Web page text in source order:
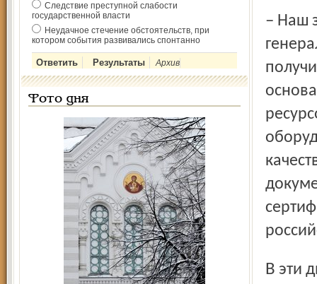
Следствие преступной слабости
государственной власти
Неудачное стечение обстоятельств, при
котором события развивались спонтанно
Архив
Фото дня
– Наш заказчик может быть уверен, – говорит
В эти дни внушительную коллекцию самых престижных